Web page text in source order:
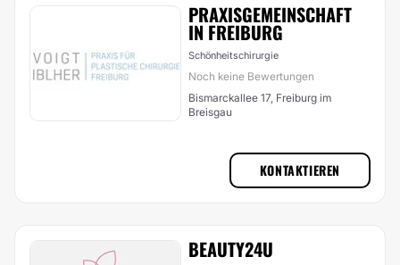
PRAXISGEMEINSCHAFT
IN FREIBURG
Schönheitschirurgie
Noch keine Bewertungen
Bismarckallee 17, Freiburg im
Breisgau
KONTAKTIEREN
BEAUTY24U